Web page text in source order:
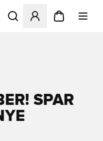
Åbner en Modal til at
SPAR